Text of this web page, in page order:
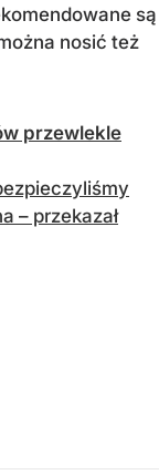
są
nosić też
przewlekle
– przekazał